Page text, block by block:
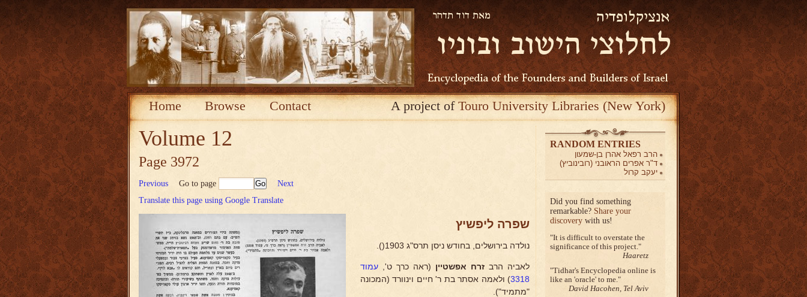
Home Browse Contact A project ofTouro University Libraries (New York)
Volume 12
Page 3972
Previous Go to page
Next
Translate this page using Google Translate
שפרה ליפשיץ
נולדה בירושלים, בחודש ניסן תרס"ג 1903().
לאביה הרב זרח אפשטיין (ראה כרך ט', עמוד
3318) ולאמה אסתר בת ר' חיים וינוורד (המכונה
"מתמיד").
RANDOM ENTRIES
הרב רפאל אהרן בן-שמעון
ד"ר אפרים הראובני (רובינוביץ)
יעקב קרול
Did you find something
remarkable? Share your
discovery with us!
It is difficult to overstate the
significance of this project.
Haaretz
Tidhar's Encyclopedia online is
like an 'oracle' to me.
David Hacohen, Tel Aviv